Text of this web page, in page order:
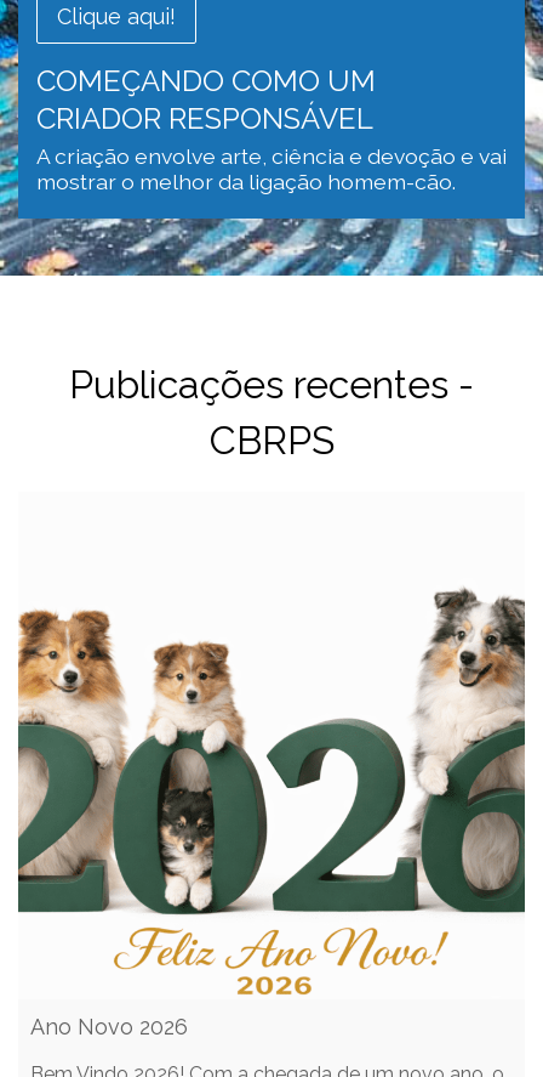
Clique aqui!
COMEÇANDO COMO UM
CRIADOR RESPONSÁVEL
A criação envolve arte, ciência e devoção e vai
mostrar o melhor da ligação homem-cão.
Publicações recentes -
CBRPS
Ano Novo 2026